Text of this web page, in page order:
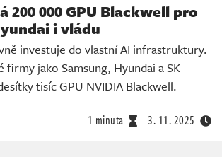
200 000 GPU Blackwell pro
i vládu
investuje do vlastní AI infrastruktury.
firmy jako Samsung, Hyundai a SK
tisíc GPU NVIDIA Blackwell.
1 minuta 3. 11. 2025